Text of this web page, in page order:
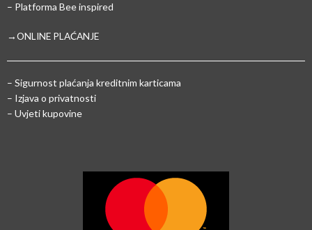
– Platforma Bee inspired
→ONLINE PLAĆANJE
– Sigurnost plaćanja kreditnim karticama
– Izjava o privatnosti
– Uvjeti kupovine